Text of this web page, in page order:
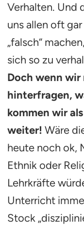
Verhalten. Und
uns allen oft
„falsch“
sich so zu
Doch wenn wir
hinterfragen,
kommen wir
weiter! Wäre
heute noch ok,
Ethnik oder
Lehrkräfte
Unterricht
Stock